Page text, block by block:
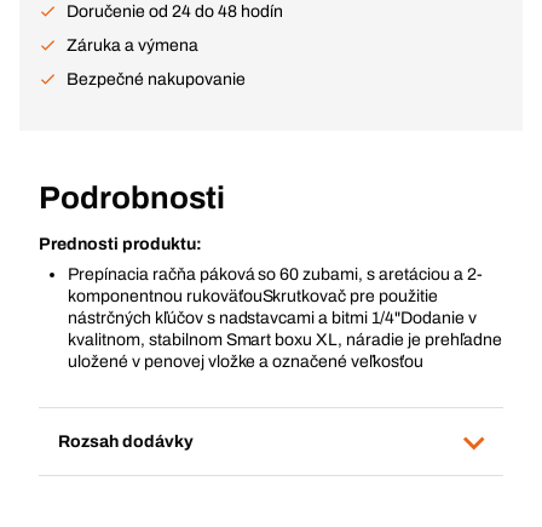
Doručenie od 24 do 48 hodín
Záruka a výmena
Bezpečné nakupovanie
Podrobnosti
Prednosti produktu:
Prepínacia račňa páková so 60 zubami, s aretáciou a 2-
komponentnou rukoväťouSkrutkovač pre použitie
nástrčných kľúčov s nadstavcami a bitmi 1/4"Dodanie v
kvalitnom, stabilnom Smart boxu XL, náradie je prehľadne
uložené v penovej vložke a označené veľkosťou
Rozsah dodávky